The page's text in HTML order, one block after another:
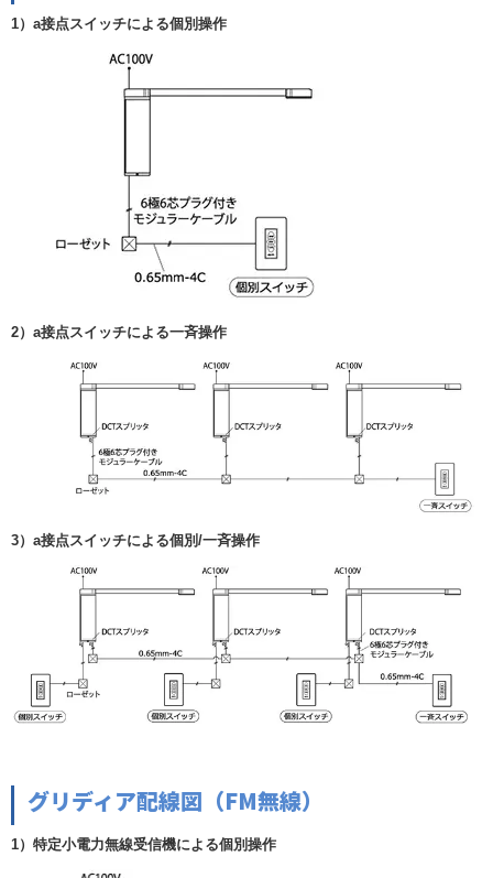
1）a接点スイッチによる個別操作
2）a接点スイッチによる一斉操作
3）a接点スイッチによる個別/一斉操作
グリディア配線図（FM無線）
1）特定小電力無線受信機による個別操作